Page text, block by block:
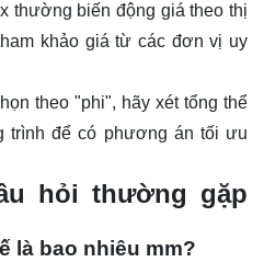
thường biến động giá theo thị
khảo giá từ các đơn vị uy
theo "phi", hãy xét tổng thể
trình để có phương án tối ưu
hỏi thường gặp
là bao nhiêu mm?